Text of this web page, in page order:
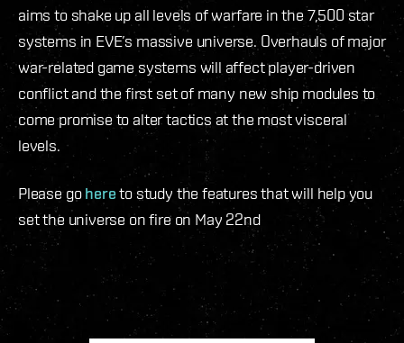
aims to shake up all levels of warfare in the 7,500 star
systems in EVE’s massive universe. Overhauls of major
war-related game systems will affect player-driven
conflict and the first set of many new ship modules to
come promise to alter tactics at the most visceral
levels.
Please gohereto study the features that will help you
set the universe on fire on May 22nd